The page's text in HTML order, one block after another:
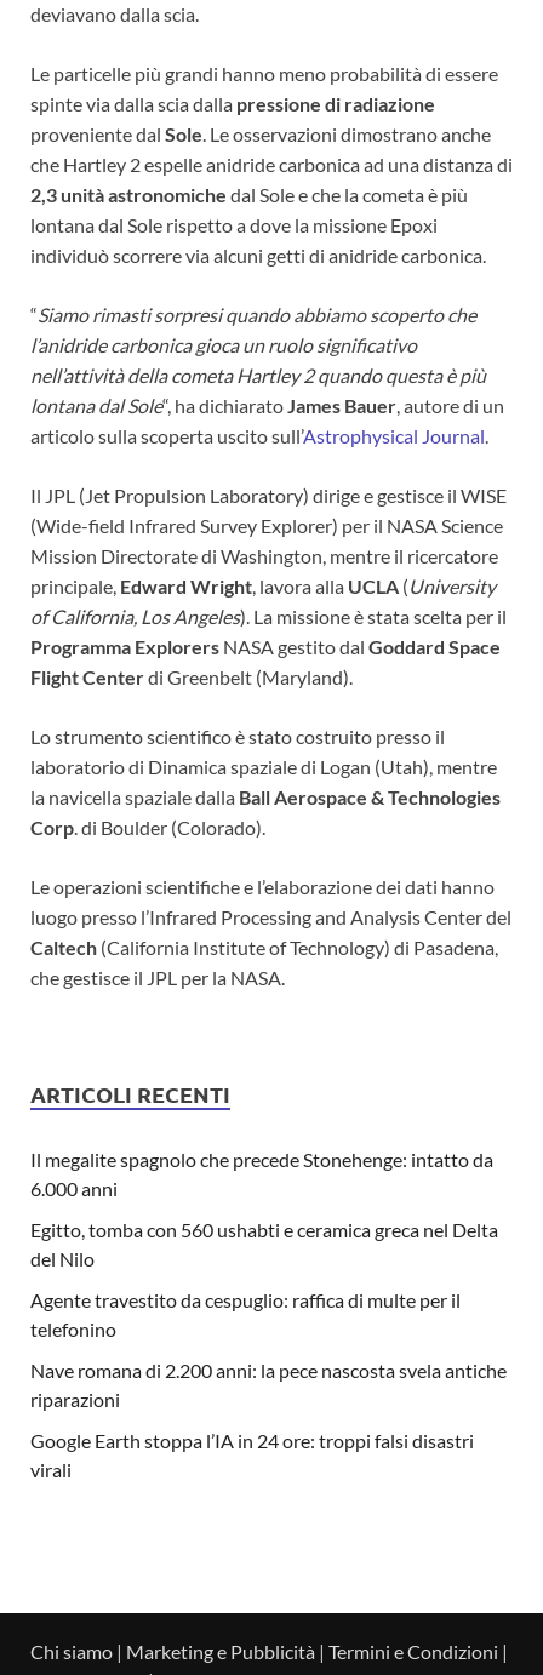
deviavano dalla scia.
Le particelle più grandi hanno meno probabilità di essere
spinte via dalla scia dalla pressione di radiazione
proveniente dal Sole . Le osservazioni dimostrano anche
che Hartley 2 espelle anidride carbonica ad una distanza di
2,3 unità astronomiche dal Sole e che la cometa è più
lontana dal Sole rispetto a dove la missione Epoxi
individuò scorrere via alcuni getti di anidride carbonica.
“Siamo rimasti sorpresi quando abbiamo scoperto che
l’anidride carbonica gioca un ruolo significativo
nell’attività della cometa Hartley 2 quando questa è più
lontana dal Sole“, ha dichiarato James Bauer , autore di un
articolo sulla scoperta uscito sull’Astrophysical Journal
Il JPL (Jet Propulsion Laboratory) dirige e gestisce il WISE
(Wide-field Infrared Survey Explorer) per il NASA Science
Mission Directorate di Washington, mentre il ricercatore
principale, Edward Wright , lavora alla UCLA (University
of California, Los Angeles). La missione è stata scelta per il
Programma Explorers NASA gestito dal Goddard Space
Flight Centerdi Greenbelt (Maryland).
Lo strumento scientifico è stato costruito presso il
laboratorio di Dinamica spaziale di Logan (Utah), mentre
la navicella spaziale dalla Ball Aerospace & Technologies
Corp . di Boulder (Colorado).
Le operazioni scientifiche e l’elaborazione dei dati hanno
luogo presso l’Infrared Processing and Analysis Center del
Caltech (California Institute of Technology) di Pasadena,
che gestisce il JPL per la NASA.
ARTICOLI RECENTI
Il megalite spagnolo che precede Stonehenge: intatto da
6.000 anni
Egitto, tomba con 560 ushabti e ceramica greca nel Delta
del Nilo
Agente travestito da cespuglio: raffica di multe per il
telefonino
Nave romana di 2.200 anni: la pece nascosta svela antiche
riparazioni
Google Earth stoppa l’IA in 24 ore: troppi falsi disastri
virali
Chi siamo | Marketing e Pubblicità | Termini e Condizioni |